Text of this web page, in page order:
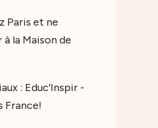
Paris et ne
la Maison de
: Educ'Inspir -
France!